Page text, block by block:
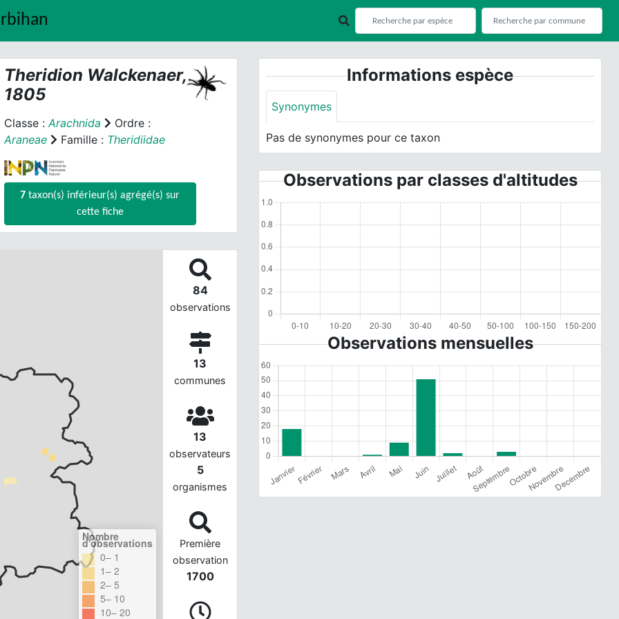
Theridion Walckenaer,
1805
Classe :Arachnida
Ordre :
Araneae
Famille : Theridiidae
7taxon(s) inférieur(s) agrégé(s) sur
cette fiche
Nombre
d'observations
0– 1
1– 2
2– 5
5– 10
10– 20
84
observations
13
communes
13
observateurs
5
organismes
Première
observation
1700
Informations espèce
Synonymes
Pas de synonymes pour ce taxon
Observations par classes d'altitudes
Observations mensuelles